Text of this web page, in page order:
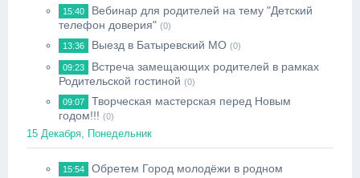
15:40
Вебинар для родителей на тему "Детский
телефон доверия" (0)
13:36 Выезд в Батыревский МО (0)
09:23
Встреча замещающих родителей в рамках
Родительской гостиной (0)
09:07
Творческая мастерская перед Новым
годом!!! (0)
15 Декабря, Понедельник
15:54
Обретем Город молодёжи в родном